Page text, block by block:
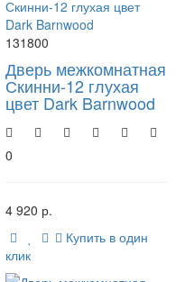
131800
Дверь межкомнатная
Скинни-12 глухая
цвет Dark Barnwood
0
4 920 р.
Купить в один
клик